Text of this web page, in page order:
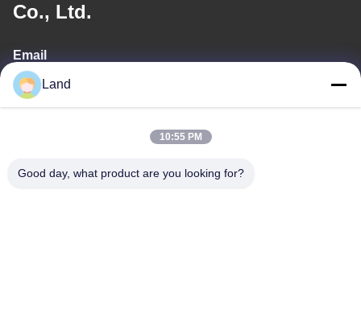
Co., Ltd.
Email
land@szhw-tech.com
Địa chỉ
Land
10:55 PM
Good day, what product are you looking for?